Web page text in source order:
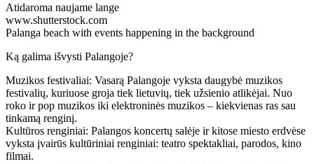
Atidaroma naujame lange
www.shutterstock.com
Palanga beach with events happening in the background
Ką galima išvysti Palangoje?
Muzikos festivaliai: Vasarą Palangoje vyksta daugybė muzikos
festivalių, kuriuose groja tiek lietuvių, tiek užsienio atlikėjai. Nuo
roko ir pop muzikos iki elektroninės muzikos – kiekvienas ras sau
tinkamą renginį.
Kultūros renginiai: Palangos koncertų salėje ir kitose miesto erdvėse
vyksta įvairūs kultūriniai renginiai: teatro spektakliai, parodos, kino
filmai.